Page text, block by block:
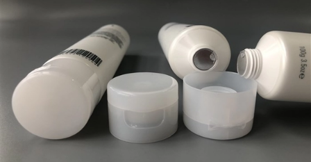
COMPANY
SITEMAP
PRIVACY
POLICY